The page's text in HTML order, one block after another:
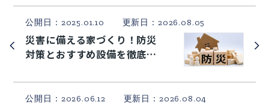
公開日：2025.01.10 更新日：2026.08.05
災害に備える家づくり！防災
対策とおすすめ設備を徹底解
公開日：2026.06.12 更新日：2026.08.04